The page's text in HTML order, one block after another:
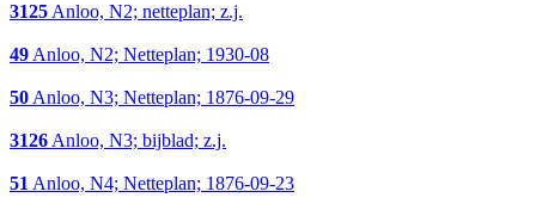
3125Anloo, N2; netteplan; z.j.
49Anloo, N2; Netteplan; 1930-08
50Anloo, N3; Netteplan; 1876-09-29
3126Anloo, N3; bijblad; z.j.
51Anloo, N4; Netteplan; 1876-09-23